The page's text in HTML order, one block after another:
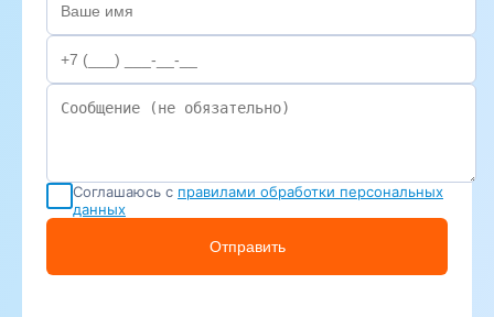
Соглашаюсь с правилами обработки персональных
данных
Отправить